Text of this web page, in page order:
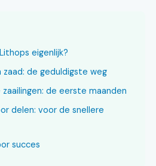
eigenlijk?
de geduldigste weg
de eerste maanden
delen: voor de snellere
succes